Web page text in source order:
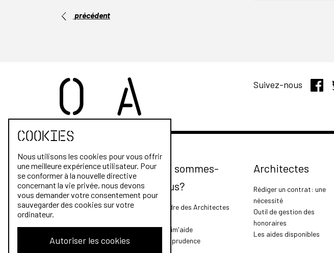
précédent
Suivez-nous
Qui sommes-
nous?
L'Ordre des Architectes
Archim'aide
Jurisprudence
Architectes
Rédiger un contrat: une
nécessité
Outil de gestion des
honoraires
Les aides disponibles
Cookies
Nous utilisons les cookies pour vous offrir
une meilleure expérience utilisateur. Pour
se conformer à la nouvelle directive
concernant la vie privée, nous devons
vous demander votre consentement pour
sauvegarder des cookies sur votre
ordinateur.
Autoriser les cookies